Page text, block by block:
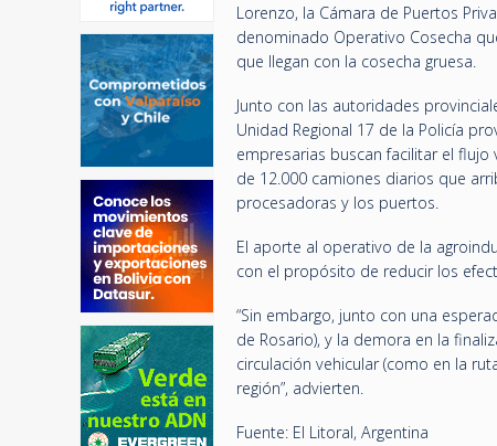
Lorenzo, la Cámara de Puertos
denominado Operativo Cosecha
que llegan con la cosecha gruesa.
Junto con las autoridades
Unidad Regional 17 de la Policía
empresarias buscan facilitar el
de 12.000 camiones diarios que
procesadoras y los puertos.
El aporte al operativo de la
con el propósito de reducir los
“Sin embargo, junto con una
de Rosario), y la demora en la
circulación vehicular (como en la
región”, advierten.
Fuente: El Litoral, Argentina